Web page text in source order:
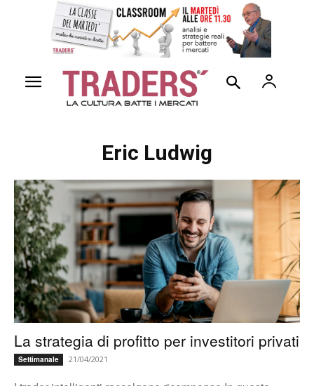
Eric Ludwig
La strategia di profitto per investitori privati
Settimanale 21/04/2021